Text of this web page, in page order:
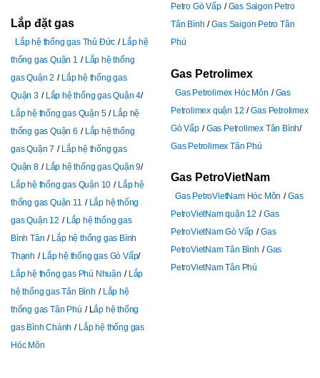
Lắp đặt gas
Lắp hệ thống gas Thủ Đức
Lắp hệ
thống gas Quận 1
Lắp hệ thống
gas Quận 2
Lắp hệ thống gas
Quận 3
Lắp hệ thống gas Quận 4
Lắp hệ thống gas Quận 5
Lắp hệ
thống gas Quận 6
Lắp hệ thống
gas Quận 7
Lắp hệ thống gas
Quận 8
Lắp hệ thống gas Quận 9
Lắp hệ thống gas Quận 10
Lắp hệ
thống gas Quận 11
Lắp hệ thống
gas Quận 12
Lắp hệ thống gas
Bình Tân
Lắp hệ thống gas Bình
Thạnh
Lắp hệ thống gas Gò Vấp
Lắp hệ thống gas Phú Nhuận
Lắp
hệ thống gas Tân Bình
Lắp hệ
thống gas Tân Phú
Lắp hệ thống
gas Bình Chánh
Lắp hệ thống gas
Hóc Môn
Petro Gò Vấp
Gas Saigon Petro
Tân Bình
Gas Saigon Petro Tân
Phú
Gas Petrolimex
Gas Petrolimex Hóc Môn
Gas
Petrolimex quận 12
Gas Petrolimex
Gò Vấp
Gas Petrolimex Tân Bình
Gas Petrolimex Tân Phú
Gas PetroVietNam
Gas PetroVietNam Hóc Môn
Gas
PetroVietNam quận 12
Gas
PetroVietNam Gò Vấp
Gas
PetroVietNam Tân Bình
Gas
PetroVietNam Tân Phú